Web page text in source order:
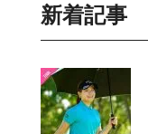
新着記事